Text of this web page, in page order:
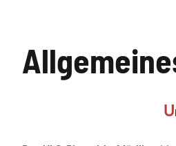
U